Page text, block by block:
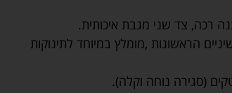
הראשונות ,מומלץ במיוחד לתינוקות